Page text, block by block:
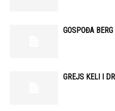
GOSPOĐA
GREJS KELI I